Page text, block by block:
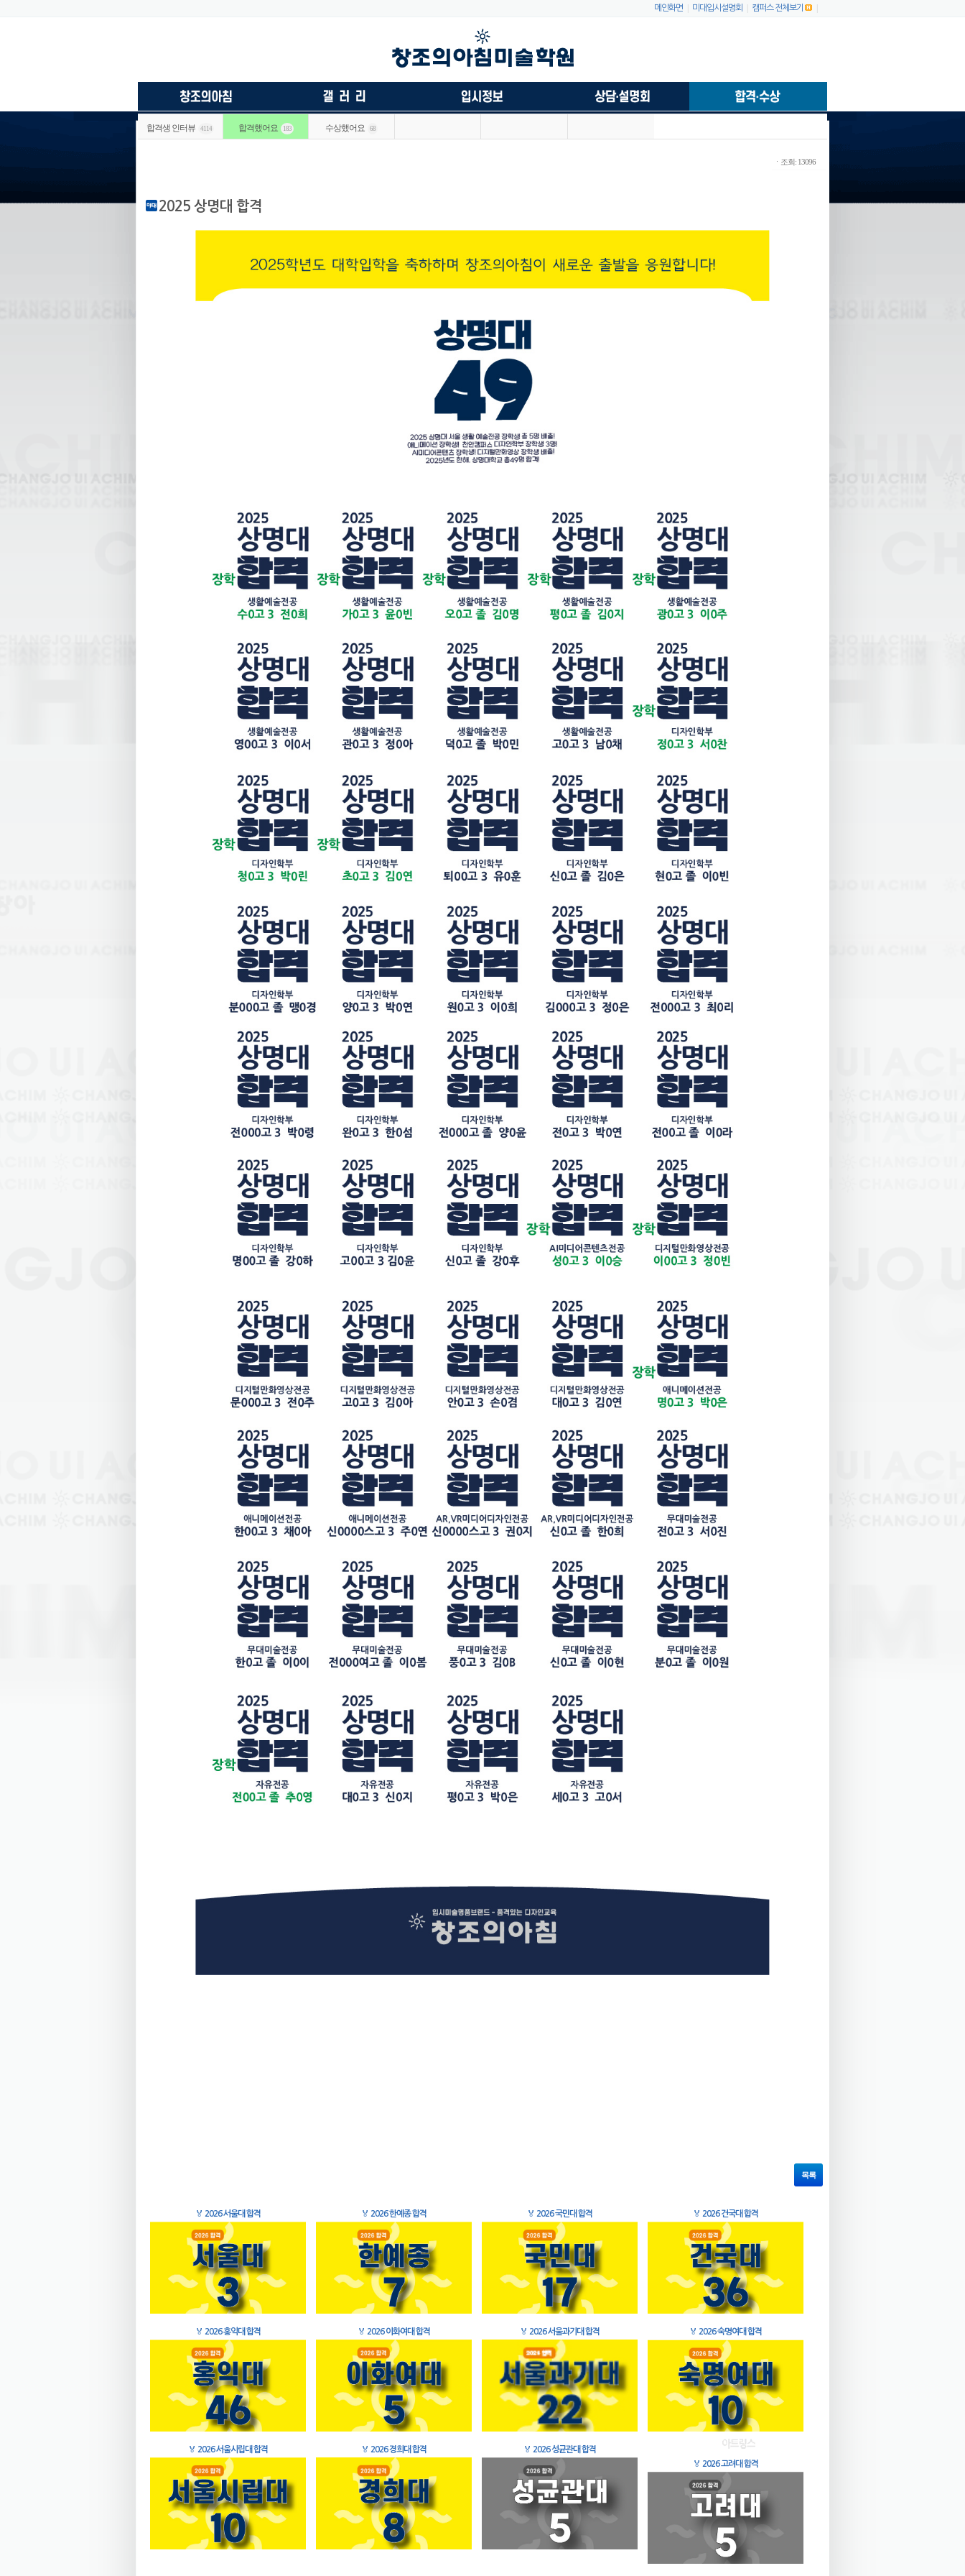
메인화면 미대입시설명회 캠퍼스 전체보기
합격생 인터뷰 4114 합격했어요 183 수상했어요 68
ㆍ조회: 13096
2025 상명대 합격
목록
🏅 2026 서울대 합격 🏅 2026 한예종 합격 🏅 2026 국민대 합격 🏅 2026 건국대 합격
🏅 2026 홍익대 합격 🏅 2026 이화여대 합격 🏅 2026 서울과기대 합격 🏅 2026 숙명여대 합격
🏅 2026 서울시립대 합격 🏅 2026 경희대 합격 🏅 2026 성균관대 합격
🏅 2026 고려대 합격